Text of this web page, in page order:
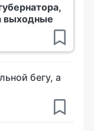
выходные
бегу, а